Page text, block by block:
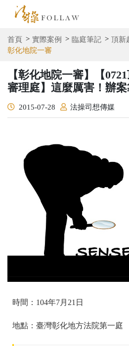
首頁 實際案例 臨庭筆記
頂新
彰化地院一審
【彰化地院一審】【
審理庭】這麼厲害！辦
2015-07-28 法操司想傳媒
時間：104年7月21日
地點：臺灣彰化地方法院第一庭